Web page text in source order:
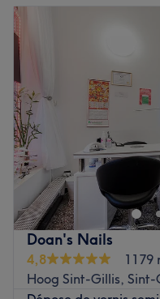
Doan's Nails
4,8
1179
Hoog Sint-Gillis, Sint-